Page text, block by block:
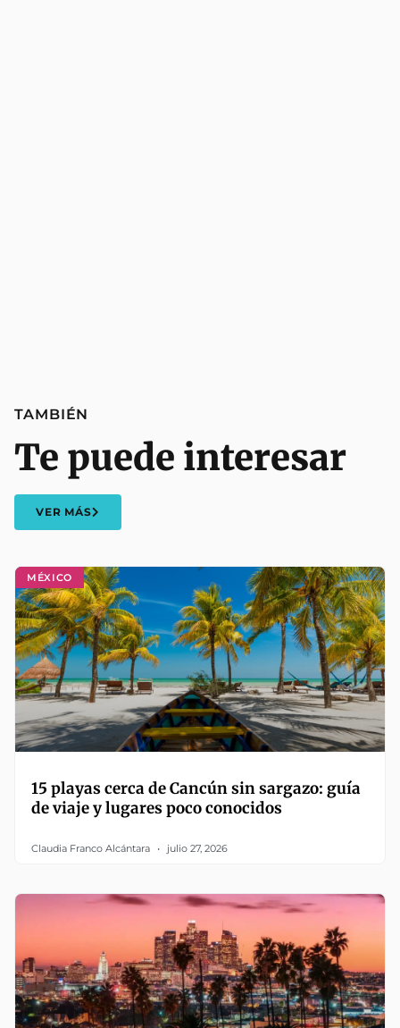
MÉXICO
15 playas cerca de Cancún sin sargazo: guía
de viaje y lugares poco conocidos
Claudia Franco Alcántara julio 27, 2026
TAMBIÉN
Te puede interesar
VER MÁS